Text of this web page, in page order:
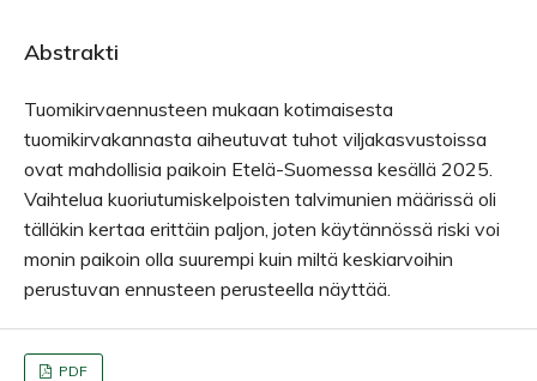
Abstrakti
Tuomikirvaennusteen mukaan kotimaisesta
tuomikirvakannasta aiheutuvat tuhot viljakasvustoissa
ovat mahdollisia paikoin Etelä-Suomessa kesällä 2025.
Vaihtelua kuoriutumiskelpoisten talvimunien määrissä oli
tälläkin kertaa erittäin paljon, joten käytännössä riski voi
monin paikoin olla suurempi kuin miltä keskiarvoihin
perustuvan ennusteen perusteella näyttää.
PDF